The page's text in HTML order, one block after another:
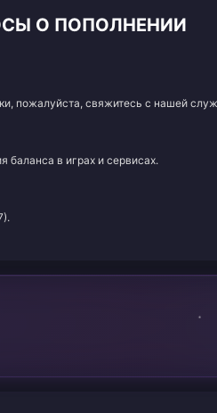
О ПОПОЛНЕНИИ
пожалуйста, свяжитесь с нашей
баланса в играх и сервисах.